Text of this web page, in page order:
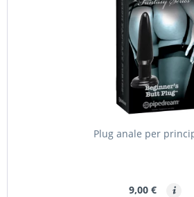
Plug anale per
9,00 €